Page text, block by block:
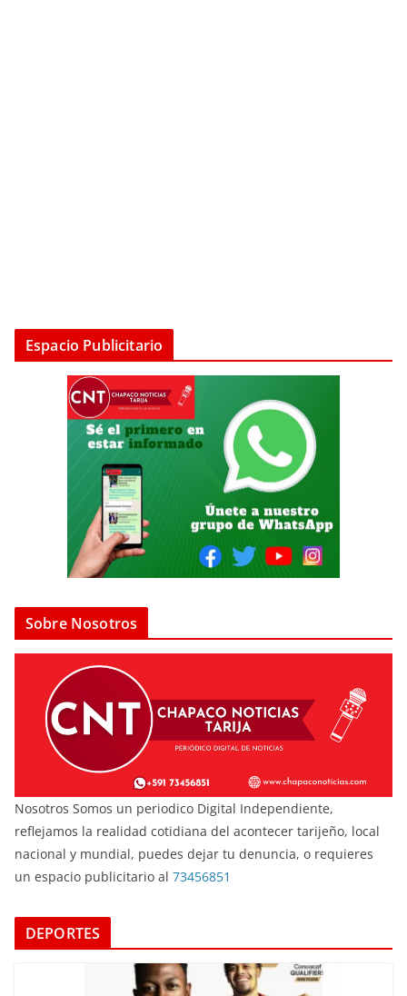
Espacio Publicitario
Sobre Nosotros
Nosotros Somos un periodico Digital Independiente,
reflejamos la realidad cotidiana del acontecer tarijeño, local
nacional y mundial, puedes dejar tu denuncia, o requieres
un espacio publicitario al 73456851
DEPORTES